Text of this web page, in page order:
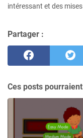
intéressant et des mises
Partager :
Ces posts